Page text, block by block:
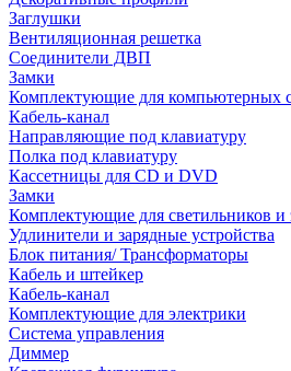
Заглушки
Вентиляционная решетка
Соединители ДВП
Замки
Комплектующие для компьютерных
Кабель-канал
Направляющие под клавиатуру
Полка под клавиатуру
Кассетницы для CD и DVD
Замки
Комплектующие для светильников и
Удлинители и зарядные устройства
Блок питания/ Трансформаторы
Кабель и штейкер
Кабель-канал
Комплектующие для электрики
Система управления
Диммер